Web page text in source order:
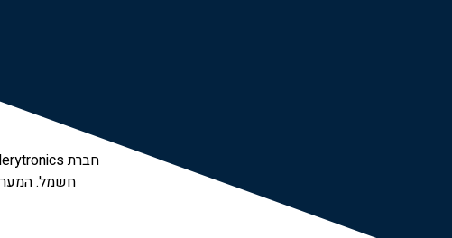
חברת
חשמל.